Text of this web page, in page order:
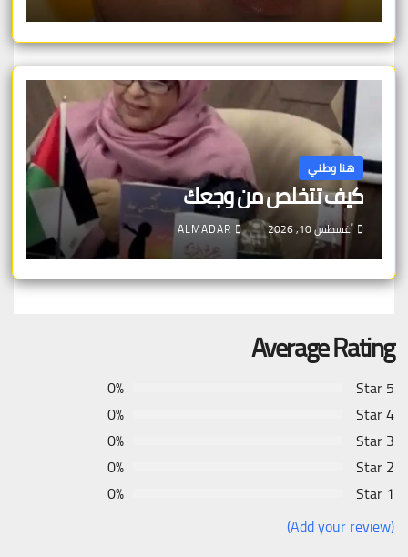
هنا وطني
كيف تتخلص من وجعك
أغسطس 10, 2026 ALMADAR
Average Rating
5 Star
0%
4 Star
0%
3 Star
0%
2 Star
0%
1 Star
0%
(Add your review)